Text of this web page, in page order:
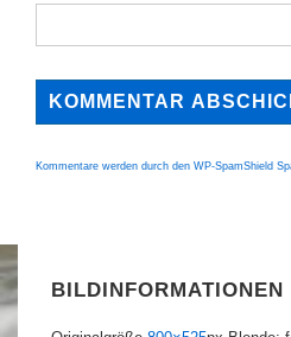
Kommentare werden durch den WP-SpamShield
BILDINFORMATIONEN